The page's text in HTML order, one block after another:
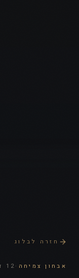
חזרה לבלוג
אבחון צמיחה ·12 דק׳ קריאה